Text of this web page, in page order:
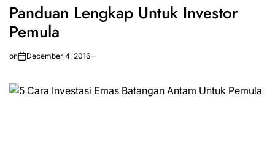
Panduan Lengkap Untuk Investor
Pemula
on December 4, 2016